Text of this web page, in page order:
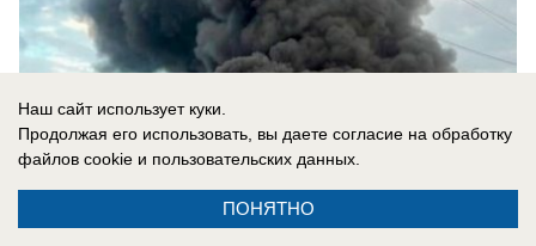
Наш сайт использует куки.
Продолжая его использовать, вы даете согласие на обработку
файлов cookie и пользовательских данных.
ПОНЯТНО